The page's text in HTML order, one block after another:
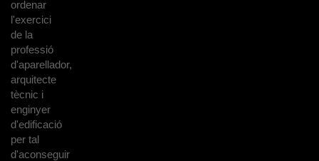
ordenar
l'exercici
de la
professió
d'aparellador,
arquitecte
tècnic i
enginyer
d'edificació
per tal
d'aconseguir